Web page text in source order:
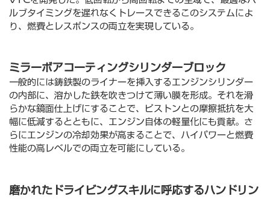
ルブタイミングを遅れなくトレースできるこのシステムによ
り、燃費とレスポンスの両⽴を実現している。
ミラーボアコーティングシリンダーブロック
⼀般的には鋳鉄製のライナーを挿⼊するエンジンシリンダー
の内部に、溶かした鉄を吹きつけて薄い膜を形成。それを滑
らかな鏡⾯仕上げにすることで、ピストンとの摩擦抵抗を⼤
幅に低減するとともに、エンジン⾃体の軽量化にも貢献。さ
らにエンジンの冷却効果が⾼まることで、ハイパワーと燃費
性能の⾼レベルでの両⽴を可能にしている。
磨かれたドライビングスキルに呼応するハンドリン